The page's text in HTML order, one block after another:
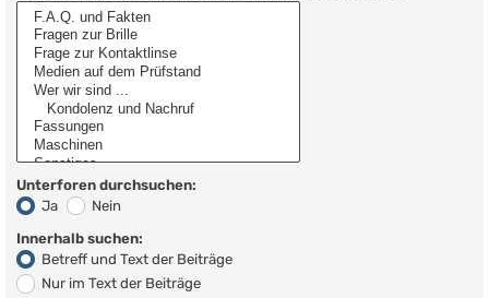
Unterforen durchsuchen:
Ja
Nein
Innerhalb suchen:
Betreff und Text der Beiträge
Nur im Text der Beiträge